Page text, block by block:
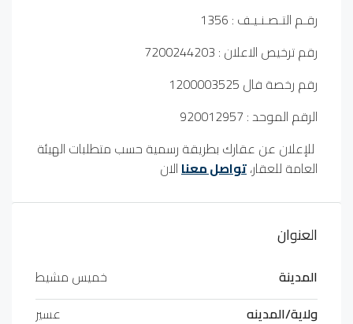
رقـم التـصـنـيـف : 1356
رقم ترخيص الاعلان : 7200244203
رقم رخصة فال 1200003525
الرقم الموحد : 920012957
للإعلان عن عقارك بطريقة رسمية حسب متطلبات الهيئة
العامة للعقار،تواصل معناالان
العنوان
المدينة
خميس مشيط
ولاية/المدينه
عسير